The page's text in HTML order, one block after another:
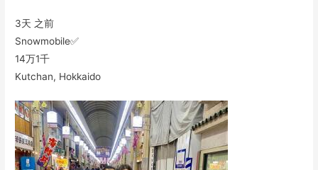
3天 之前
Snowmobile✅
14万1千
Kutchan, Hokkaido